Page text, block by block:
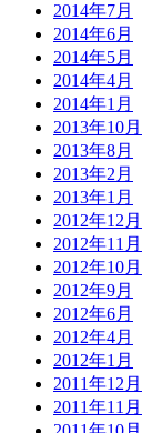
2014年7月
2014年6月
2014年5月
2014年4月
2014年1月
2013年10月
2013年8月
2013年2月
2013年1月
2012年12月
2012年11月
2012年10月
2012年9月
2012年6月
2012年4月
2012年1月
2011年12月
2011年11月